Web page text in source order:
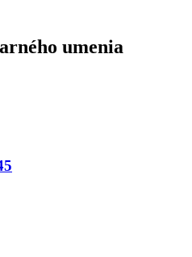
umenia